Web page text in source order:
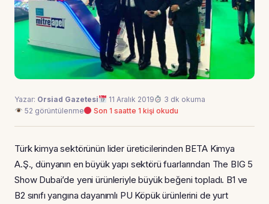
Yazar: Orsiad Gazetesi 11 Aralık 2019
3 dk okuma
52 görüntülenme
Son 1 saatte 1 kişi okudu
Türk kimya sektörünün lider üreticilerinden BETA Kimya
A.Ş., dünyanın en büyük yapı sektörü fuarlarından The BIG 5
Show Dubai’de yeni ürünleriyle büyük beğeni topladı. B1 ve
B2 sınıfı yangına dayanımlı PU Köpük ürünlerini de yurt